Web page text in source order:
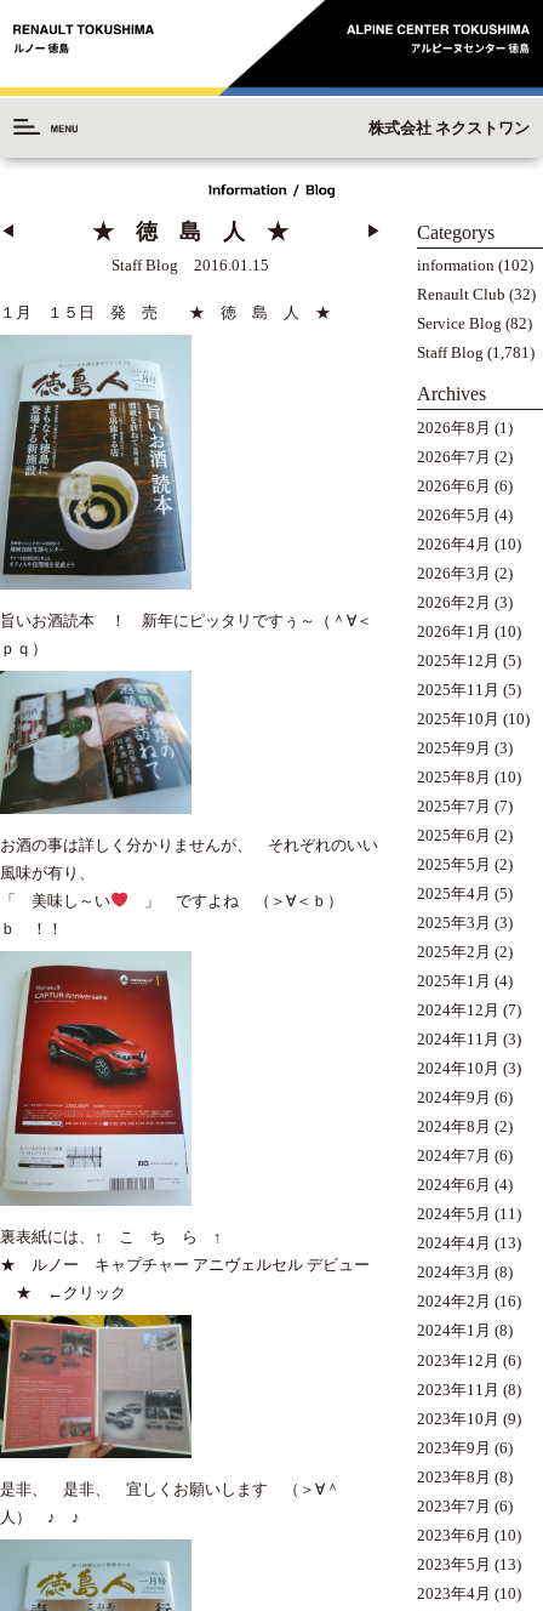
株式会社 ネクストワン
◀︎ ★ 徳 島 人 ★
Staff Blog 2016.01.15
▶︎
１月 １５日 発 売 ★ 徳 島 人 ★
旨いお酒読本 ！ 新年にピッタリですぅ～（＾∀＜
ｐｑ）
お酒の事は詳しく分かりませんが、 それぞれのいい
風味が有り、
「 美味し～い
」 ですよね （＞∀＜ｂ）
ｂ ！！
裏表紙には、↑ こ ち ら ↑
★ ルノー キャプチャー アニヴェルセル デビュー
★ ←クリック
是非、 是非、 宜しくお願いします （＞∀＾
人） ♪ ♪
Categorys
information (102)
Renault Club (32)
Service Blog (82)
Staff Blog (1,781)
Archives
2026年8月 (1)
2026年7月 (2)
2026年6月 (6)
2026年5月 (4)
2026年4月 (10)
2026年3月 (2)
2026年2月 (3)
2026年1月 (10)
2025年12月 (5)
2025年11月 (5)
2025年10月 (10)
2025年9月 (3)
2025年8月 (10)
2025年7月 (7)
2025年6月 (2)
2025年5月 (2)
2025年4月 (5)
2025年3月 (3)
2025年2月 (2)
2025年1月 (4)
2024年12月 (7)
2024年11月 (3)
2024年10月 (3)
2024年9月 (6)
2024年8月 (2)
2024年7月 (6)
2024年6月 (4)
2024年5月 (11)
2024年4月 (13)
2024年3月 (8)
2024年2月 (16)
2024年1月 (8)
2023年12月 (6)
2023年11月 (8)
2023年10月 (9)
2023年9月 (6)
2023年8月 (8)
2023年7月 (6)
2023年6月 (10)
2023年5月 (13)
2023年4月 (10)